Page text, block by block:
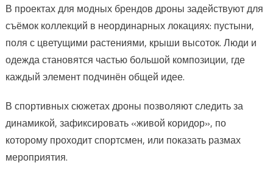
В проектах для модных брендов дроны задействуют для
съёмок коллекций в неординарных локациях: пустыни,
поля с цветущими растениями, крыши высоток. Люди и
одежда становятся частью большой композиции, где
каждый элемент подчинён общей идее.
В спортивных сюжетах дроны позволяют следить за
динамикой, зафиксировать «живой коридор», по
которому проходит спортсмен, или показать размах
мероприятия.